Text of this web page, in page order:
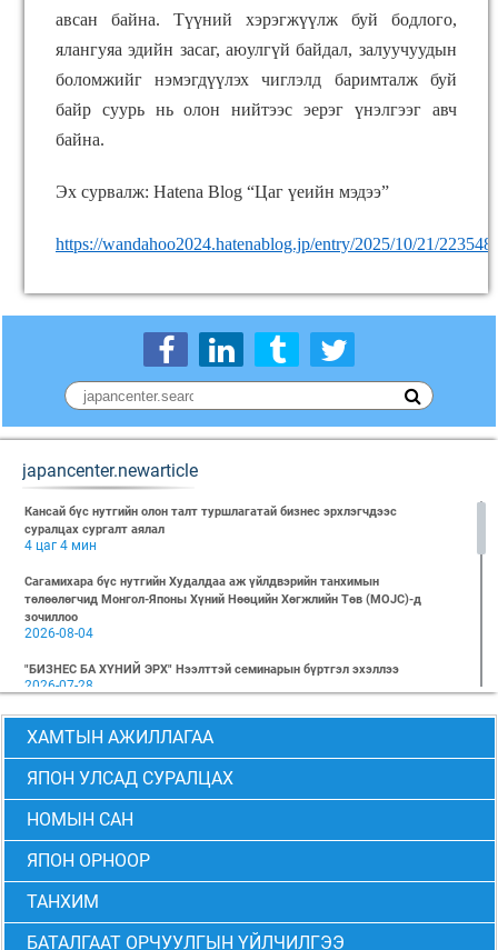
авсан байна. Түүний хэрэгжүүлж буй бодлого,
ялангуяа эдийн засаг, аюулгүй байдал, залуучуудын
боломжийг нэмэгдүүлэх чиглэлд баримталж буй
байр суурь нь олон нийтээс эерэг үнэлгээг авч
байна.
Эх сурвалж: Hatena Blog “Цаг үеийн мэдээ”
https://wandahoo2024.hatenablog.jp/entry/2025/10/21/223548
japancenter.newarticle
Кансай бүс нутгийн олон талт туршлагатай бизнес эрхлэгчдээс
суралцах сургалт аялал
4 цаг 4 мин
Сагамихара бүс нутгийн Худалдаа аж үйлдвэрийн танхимын
төлөөлөгчид Монгол-Японы Хүний Нөөцийн Хөгжлийн Төв (MOJC)-д
зочиллоо
2026-08-04
"БИЗНЕС БА ХҮНИЙ ЭРХ" Нээлттэй семинарын бүртгэл эхэллээ
2026-07-28
Global Value Chain Бизнесийн практик сургалт
2026-07-24
2026 БИЗНЕСИЙН ҮНДСЭН СУРГАЛТ-PMP АНГИ 29 дэх элсэлт
2026 БИЗНЕСИЙН ҮНДСЭН СУРГАЛТ-УДИРДЛАГЫН АНГИ 29 дэх элсэлт
2026-07-06
МОНГОЛ-ЯПОНЫ ТӨВИЙН БИЗНЕСИЙН ҮНДСЭН СУРГАЛТЫН 28 ДАХЬ
ЭЛСЭЛТИЙН “CEO” болон “PMP” АНГИЙН ТӨГСӨЛТ АМЖИЛТТАЙ БОЛЖ
ХАМТЫН АЖИЛЛАГАА
ЯПОН УЛСАД СУРАЛЦАХ
НОМЫН САН
ЯПОН ОРНООР
ТАНХИМ
БАТАЛГААТ ОРЧУУЛГЫН ҮЙЛЧИЛГЭЭ